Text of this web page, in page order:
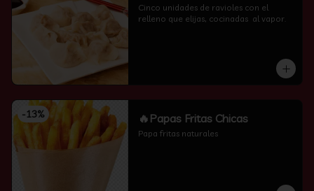
Cinco unidades de ravioles con el
relleno que elijas, cocinadas  al vapor.
-13% 🔥Papas Fritas Chicas
Papa fritas naturales